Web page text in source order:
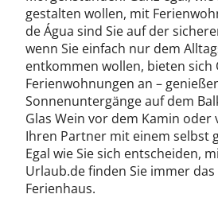
gestalten wollen, mit
de Água sind Sie auf der
wenn Sie einfach nur dem
entkommen wollen, bieten sich
Ferienwohnungen an –
Sonnenuntergänge auf dem
Glas Wein vor dem Kamin oder
Ihren Partner mit einem selbst
Egal wie Sie sich entscheiden,
Urlaub.de finden Sie immer
Ferienhaus.